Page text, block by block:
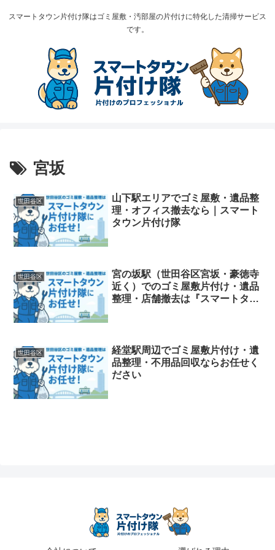
スマートタウン片付け隊はゴミ屋敷・汚部屋の片付けに特化した清掃サービス
です。
宮坂
世田谷区
山下駅エリアでゴミ屋敷・遺品整
理・オフィス撤去なら｜スマート
タウン片付け隊
世田谷区
宮の坂駅（世田谷区宮坂・豪徳寺
近く）でのゴミ屋敷片付け・遺品
整理・店舗撤去は『スマートタウ
世田谷区
経堂駅周辺でゴミ屋敷片付け・遺
品整理・不用品回収ならお任せく
ださい